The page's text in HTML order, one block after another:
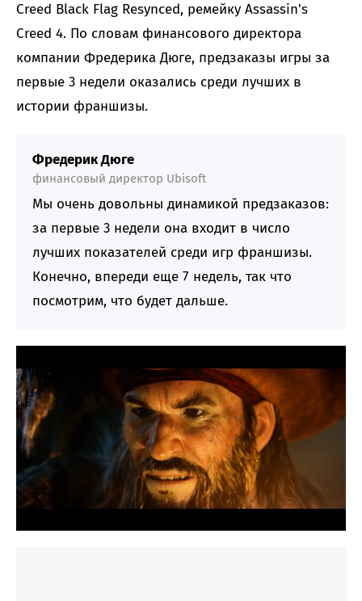
Creed Black Flag Resynced, ремейку Assassin's
Creed 4. По словам финансового директора
компании Фредерика Дюге, предзаказы игры за
первые 3 недели оказались среди лучших в
истории франшизы.
Фредерик Дюге
финансовый директор Ubisoft
Мы очень довольны динамикой предзаказов:
за первые 3 недели она входит в число
лучших показателей среди игр франшизы.
Конечно, впереди еще 7 недель, так что
посмотрим, что будет дальше.